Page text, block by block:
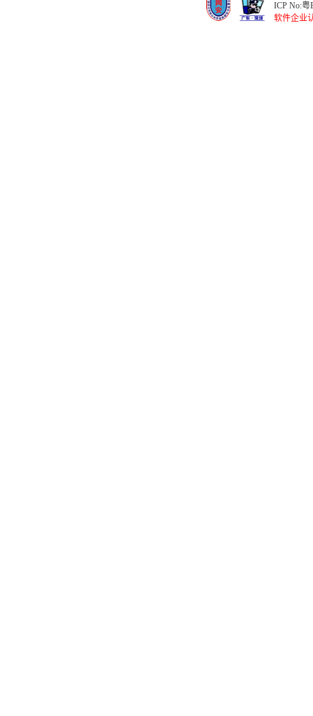
ICP No:粤
软件企业